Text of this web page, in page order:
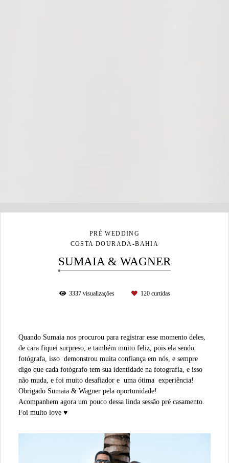
PRÉ WEDDING
COSTA DOURADA-BAHIA
SUMAIA & WAGNER
3337visualizações 120curtidas
Quando Sumaia nos procurou para registrar esse momento deles,
de cara fiquei surpreso, e também muito feliz, pois ela sendo
fotógrafa, isso demonstrou muita confiança em nós, e sempre
digo que cada fotógrafo tem sua identidade na fotografia, e isso
não muda, e foi muito desafiador e uma ótima experiência!
Obrigado Sumaia & Wagner pela oportunidade!
Acompanhem agora um pouco dessa linda sessão pré casamento.
Foi muito love ♥